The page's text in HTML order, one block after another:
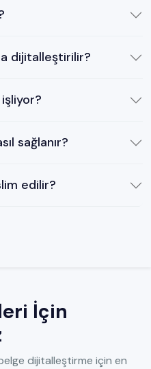
dijitalleştirilir?
sağlanır?
edilir?
İçin
dijitalleştirme için en